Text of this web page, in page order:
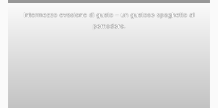
Intermezzo evasione di gusto – un gustoso spaghetto al
pomodoro.